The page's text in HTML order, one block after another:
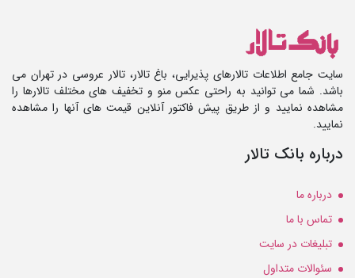
سایت جامع اطلاعات تالارهای پذیرایی، باغ تالار، تالار عروسی در تهران می
باشد. شما می توانید به راحتی عکس منو و تخفیف های مختلف تالارها را
مشاهده نمایید و از طریق پیش فاکتور آنلاین قیمت های آنها را مشاهده
نمایید.
درباره بانک تالار
درباره ما
تماس با ما
تبلیغات در سایت
سئوالات متداول